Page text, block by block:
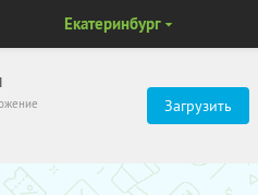
Загрузить
Екатеринбург